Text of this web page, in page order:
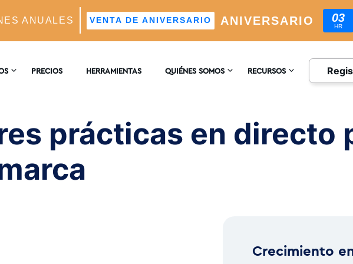
ANUALES ANIVERSARIO
VENTA DE ANIVERSARIO 03
HR
Impulsado Por IA
PRECIOS HERRAMIENTAS QUIÉNES SOMOS
RESEÑAS
RECURSOS
BLOG
prácticas en directo
Crecimiento